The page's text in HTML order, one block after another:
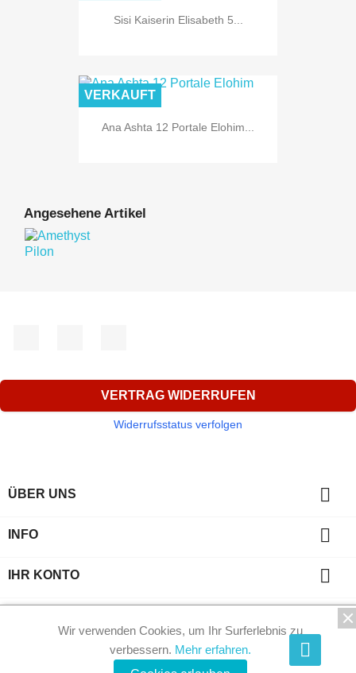
Sisi Kaiserin Elisabeth 5...
Ana Ashta 12 Portale Elohim...
VERKAUFT
Angesehene Artikel
VERTRAG WIDERRUFEN
Widerrufsstatus verfolgen
ÜBER UNS 
INFO 
IHR KONTO 
© 2026 - Phi-Kristalle by Shop-Software von PrestaShop™
Wir verwenden Cookies, um Ihr Surferlebnis zu
verbessern. Mehr erfahren.